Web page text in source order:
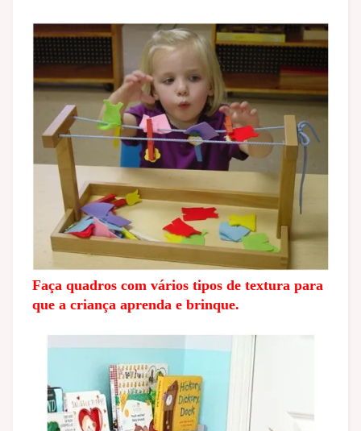
Faça quadros com vários tipos de textura para
que a criança aprenda e brinque.